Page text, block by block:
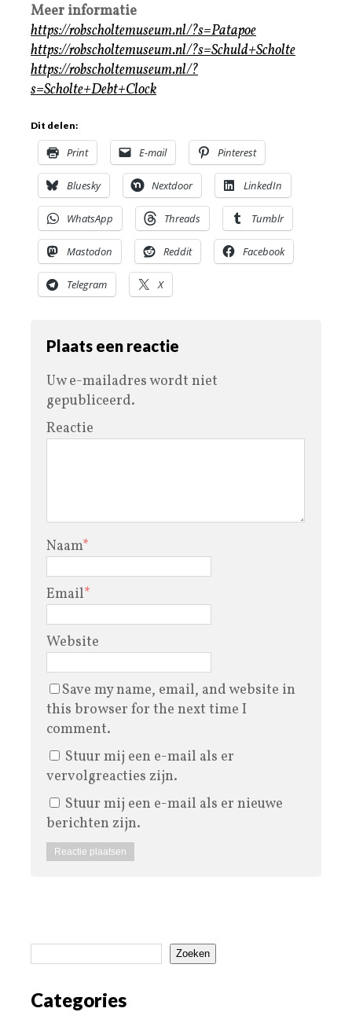
Meer informatie
https://robscholtemuseum.nl/?s=Patapoe
https://robscholtemuseum.nl/?s=Schuld+Scholte
https://robscholtemuseum.nl/?
s=Scholte+Debt+Clock
Dit delen:
Print E-mail Pinterest
Bluesky Nextdoor LinkedIn
WhatsApp Threads Tumblr
Mastodon Reddit Facebook
Telegram X
Plaats een reactie
Uw e-mailadres wordt niet
gepubliceerd.
Reactie
Naam*
Email*
Website
Save my name, email, and website in
this browser for the next time I
comment.
Stuur mij een e-mail als er
vervolgreacties zijn.
Stuur mij een e-mail als er nieuwe
berichten zijn.
Zoeken
Categories